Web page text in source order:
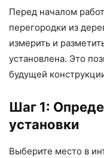
Перед началом
перегородки из
измерить и
установлена. Это
будущей
Шаг 1:
установки
Выберите место в